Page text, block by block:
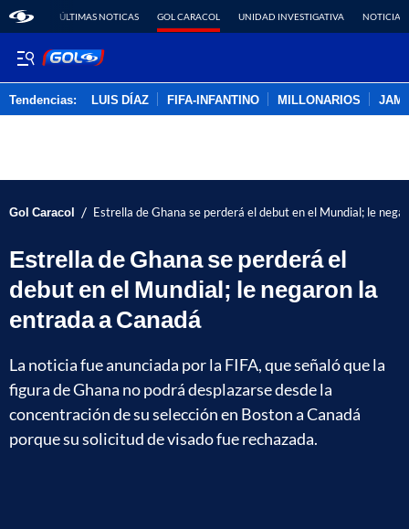
ÚLTIMAS NOTICAS GOL CARACOL UNIDAD INVESTIGATIVA NOTICIAS
Tendencias: LUIS DÍAZ FIFA-INFANTINO MILLONARIOS
Gol Caracol / Estrella de Ghana se perderá el debut en el Mundial; le
Estrella de Ghana se perderá el
debut en el Mundial; le negaron la
entrada a Canadá
La noticia fue anunciada por la FIFA, que señaló que la
figura de Ghana no podrá desplazarse desde la
concentración de su selección en Boston a Canadá
porque su solicitud de visado fue rechazada.